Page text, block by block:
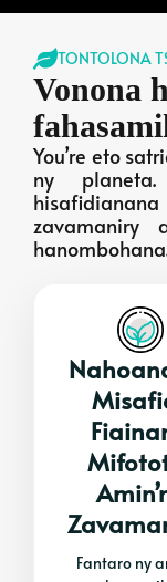
TONTOLONA
Vonona
You’re eto
ny
zavamaniry
Fantaro ny